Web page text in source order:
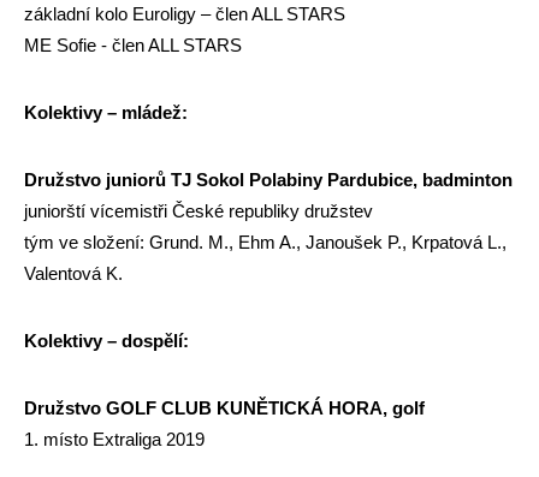
základní kolo Euroligy – člen ALL STARS
ME Sofie - člen ALL STARS
Kolektivy – mládež:
Družstvo juniorů TJ Sokol Polabiny Pardubice, badminton
juniorští vícemistři České republiky družstev
tým ve složení: Grund. M., Ehm A., Janoušek P., Krpatová L.,
Valentová K.
Kolektivy – dospělí:
Družstvo GOLF CLUB KUNĚTICKÁ HORA, golf
1. místo Extraliga 2019